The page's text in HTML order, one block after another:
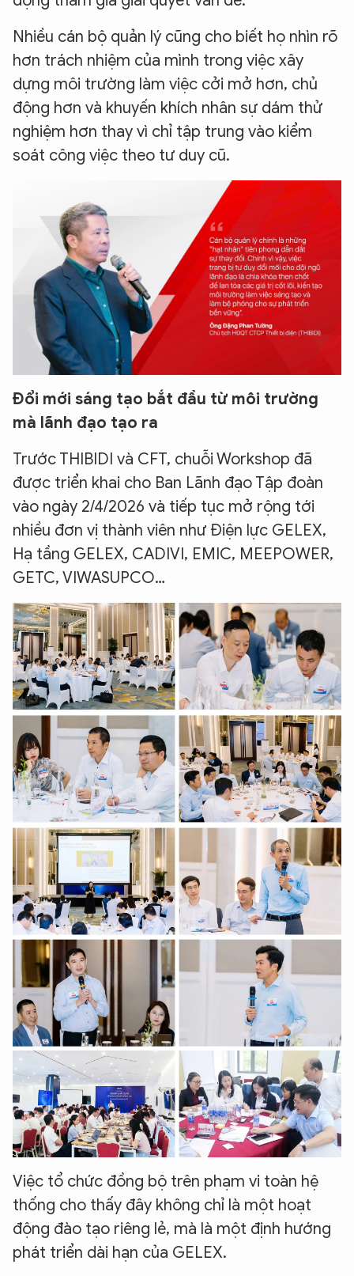
Nhiều cán bộ quản lý cũng cho biết họ nhìn rõ
hơn trách nhiệm của mình trong việc xây
dựng môi trường làm việc cởi mở hơn, chủ
động hơn và khuyến khích nhân sự dám thử
nghiệm hơn thay vì chỉ tập trung vào kiểm
soát công việc theo tư duy cũ.
Đổi mới sáng tạo bắt đầu từ môi trường
mà lãnh đạo tạo ra
Trước THIBIDI và CFT, chuỗi Workshop đã
được triển khai cho Ban Lãnh đạo Tập đoàn
vào ngày 2/4/2026 và tiếp tục mở rộng tới
nhiều đơn vị thành viên như Điện lực GELEX,
Hạ tầng GELEX, CADIVI, EMIC, MEEPOWER,
GETC, VIWASUPCO…
Việc tổ chức đồng bộ trên phạm vi toàn hệ
thống cho thấy đây không chỉ là một hoạt
động đào tạo riêng lẻ, mà là một định hướng
phát triển dài hạn của GELEX.